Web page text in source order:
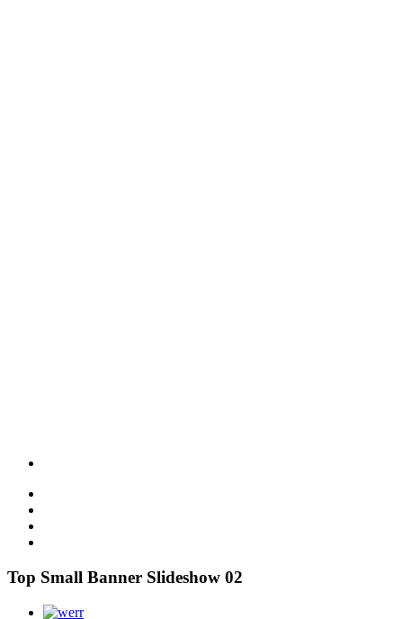
Top Small Banner Slideshow 02